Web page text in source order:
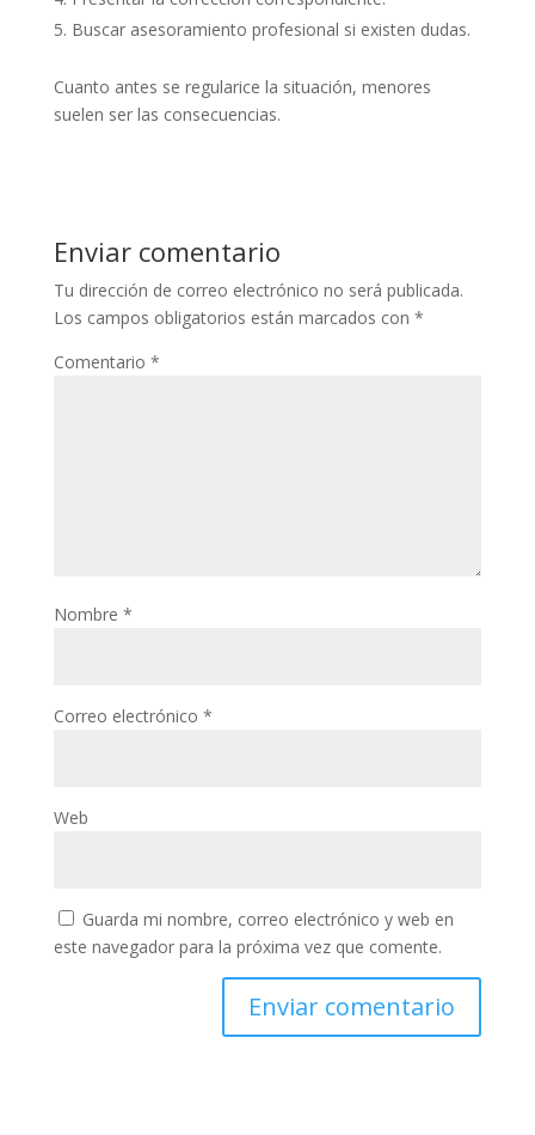
Buscar asesoramiento profesional si existen dudas.
Cuanto antes se regularice la situación, menores
suelen ser las consecuencias.
Enviar comentario
Tu dirección de correo electrónico no será publicada.
Los campos obligatorios están marcados con *
Comentario *
Nombre *
Correo electrónico *
Web
Guarda mi nombre, correo electrónico y web en
este navegador para la próxima vez que comente.